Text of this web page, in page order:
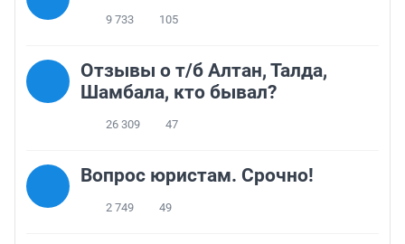
9 733 105
Отзывы о т/б Алтан, Талда,
Шамбала, кто бывал?
26 309 47
Вопрос юристам. Срочно!
2 749 49